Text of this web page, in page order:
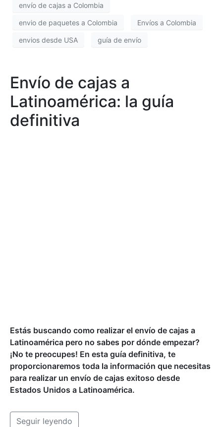
envío de cajas a Colombia
envio de paquetes a Colombia Envíos a Colombia
envios desde USA guía de envío
Envío de cajas a
Latinoamérica: la guía
definitiva
Estás buscando como realizar el envío de cajas a
Latinoamérica pero no sabes por dónde empezar?
¡No te preocupes! En esta guía definitiva, te
proporcionaremos toda la información que necesitas
para realizar un envío de cajas exitoso desde
Estados Unidos a Latinoamérica.
Seguir leyendo